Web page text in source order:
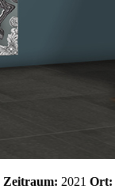
Zeitraum: 2021 Ort: